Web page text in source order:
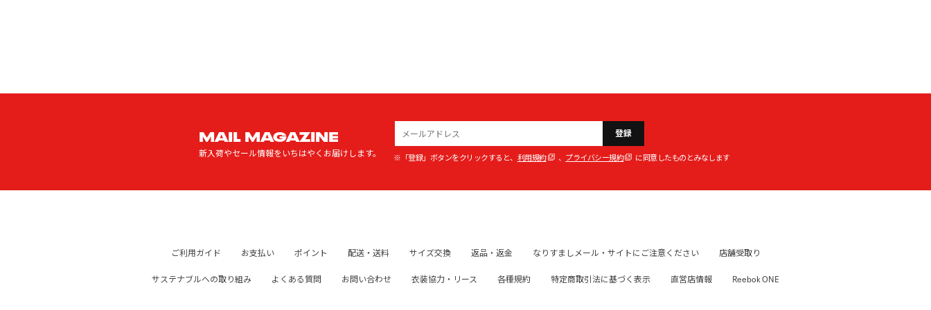
MAIL MAGAZINE
新入荷やセール情報をいちはやくお届けします。
登録
※「登録」ボタンをクリックすると、 利用規約 、 プライバシー規約 に同意したものとみなします
ご利用ガイド お支払い ポイント 配送・送料 サイズ交換 返品・返金 なりすましメール・サイトにご注意ください 店舗受取り
サステナブルへの取り組み よくある質問 お問い合わせ 衣装協力・リース 各種規約 特定商取引法に基づく表示 直営店情報 Reebok ONE